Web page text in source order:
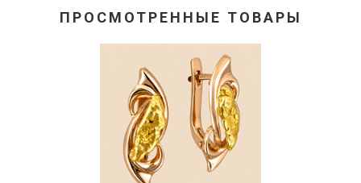
ПРОСМОТРЕННЫЕ ТОВАРЫ